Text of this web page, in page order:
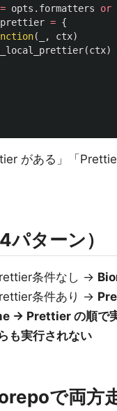
= opts . formatters or
prettier = {
( , ctx)
(ctx)
がある」「
ターン）
条件なし →
条件あり →
→ Prettier の順で
も実行されない
で両方